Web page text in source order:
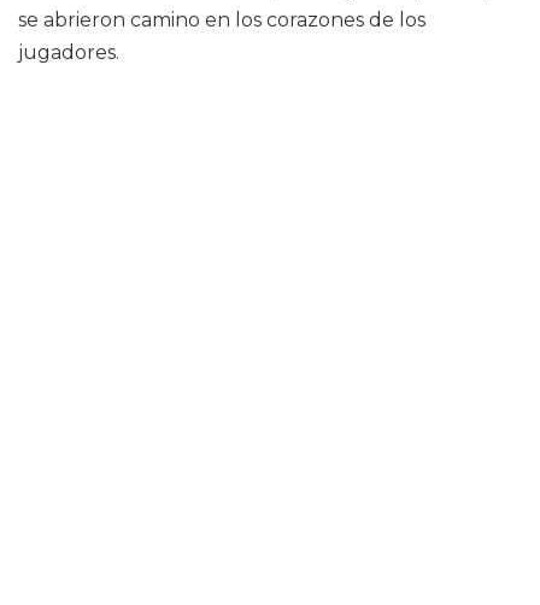
se abrieron camino en los corazones de los
jugadores.